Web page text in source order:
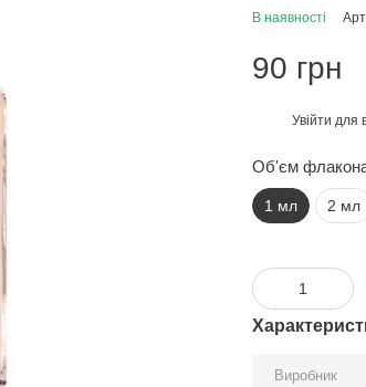
В наявності
90 грн
Увійти для
Об'єм
1 мл 2 мл
Виробник